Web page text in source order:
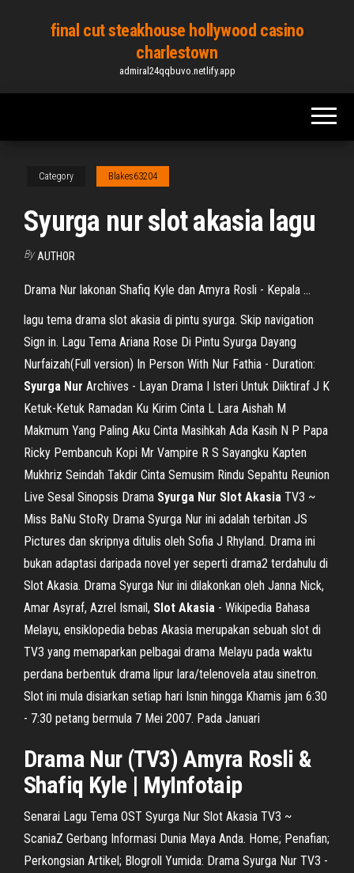
final cut steakhouse hollywood casino
charlestown
admiral24qqbuvo.netlify.app
Category Blakes63204
Syurga nur slot akasia lagu
By AUTHOR
Drama Nur lakonan Shafiq Kyle dan Amyra Rosli - Kepala ...
lagu tema drama slot akasia di pintu syurga. Skip navigation
Sign in. Lagu Tema Ariana Rose Di Pintu Syurga Dayang
Nurfaizah(Full version) In Person With Nur Fathia - Duration:
Syurga Nur Archives - Layan Drama I Isteri Untuk Diiktiraf J K
Ketuk-Ketuk Ramadan Ku Kirim Cinta L Lara Aishah M
Makmum Yang Paling Aku Cinta Masihkah Ada Kasih N P Papa
Ricky Pembancuh Kopi Mr Vampire R S Sayangku Kapten
Mukhriz Seindah Takdir Cinta Semusim Rindu Sepahtu Reunion
Live Sesal Sinopsis Drama Syurga Nur Slot Akasia TV3 ~
Miss BaNu StoRy Drama Syurga Nur ini adalah terbitan JS
Pictures dan skripnya ditulis oleh Sofia J Rhyland. Drama ini
bukan adaptasi daripada novel yer seperti drama2 terdahulu di
Slot Akasia. Drama Syurga Nur ini dilakonkan oleh Janna Nick,
Amar Asyraf, Azrel Ismail, Slot Akasia - Wikipedia Bahasa
Melayu, ensiklopedia bebas Akasia merupakan sebuah slot di
TV3 yang memaparkan pelbagai drama Melayu pada waktu
perdana berbentuk drama lipur lara/telenovela atau sinetron.
Slot ini mula disiarkan setiap hari Isnin hingga Khamis jam 6:30
- 7:30 petang bermula 7 Mei 2007. Pada Januari
Drama Nur (TV3) Amyra Rosli &
Shafiq Kyle | MyInfotaip
Senarai Lagu Tema OST Syurga Nur Slot Akasia TV3 ~
ScaniaZ Gerbang Informasi Dunia Maya Anda. Home; Penafian;
Perkongsian Artikel; Blogroll Yumida: Drama Syurga Nur TV3 -